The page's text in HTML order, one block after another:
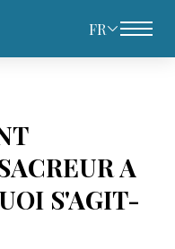
FR
A
S'AGIT-